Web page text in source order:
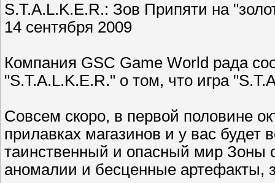
S.T.A.L.K.E.R.: Зов Припяти на
14 сентября 2009
Компания GSC Game World рада
"S.T.A.L.K.E.R." о том, что игра
Совсем скоро, в первой половине
прилавках магазинов и у вас будет
таинственный и опасный мир Зоны
аномалии и бесценные артефакты,